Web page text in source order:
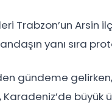
Trabzon’un Arsin
yanı sıra
gündeme
büyük